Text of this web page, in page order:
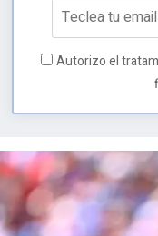
Autorizo el